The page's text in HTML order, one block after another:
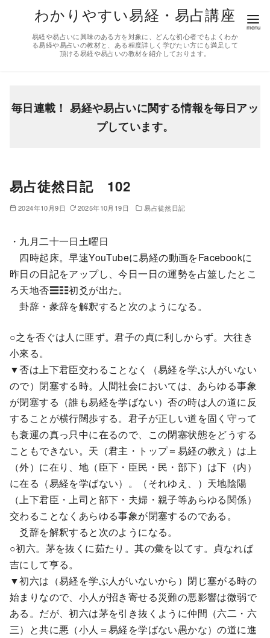
わかりやすい易経・易占講座
易経や易占いに興味のある方を対象に、どんな初心者でもよくわか
る易経や易占いの教材と、ある程度詳しく学びたい方にも満足して
頂ける易経や易占いの教材を紹介しております。
毎日連載！ 易経や易占いに関する情報を毎日アッ
プしています。
易占徒然日記 102
2024年10月9日 2025年10月19日 易占徒然日記
・九月二十一日土曜日
四時起床。早速YouTubeに易経の動画をFacebookに
昨日の日記をアップし、今日一日の運勢を占筮したとこ
ろ天地否☰☷初爻が出た。
卦辞・彖辞を解釈すると次のようになる。
○之を否ぐは人に匪ず。君子の貞に利しからず。大往き
小來る。
▼否は上下君臣交わることなく（易経を学ぶ人がいない
ので）閉塞する時。人間社会においては、あらゆる事象
が閉塞する（誰も易経を学ばない）否の時は人の道に反
することが横行闊歩する。君子が正しい道を固く守って
も衰運の真っ只中に在るので、この閉塞状態をどうする
こともできない。天（君主・トップ＝易経の教え）は上
（外）に在り、地（臣下・臣民・民・部下）は下（内）
に在る（易経を学ばない）。（それゆえ、）天地陰陽
（上下君臣・上司と部下・夫婦・親子等あらゆる関係）
交わることなくあらゆる事象が閉塞するのである。
爻辞を解釈すると次のようになる。
○初六。茅を抜くに茹たり。其の彙を以てす。貞なれば
吉にして亨る。
▼初六は（易経を学ぶ人がいないから）閉じ塞がる時の
始まりなので、小人が招き寄せる災難の悪影響は微弱で
ある。だが、初六は茅を引き抜くように仲間（六二・六
三）と共に悪（小人＝易経を学ばない愚かな）の道に進